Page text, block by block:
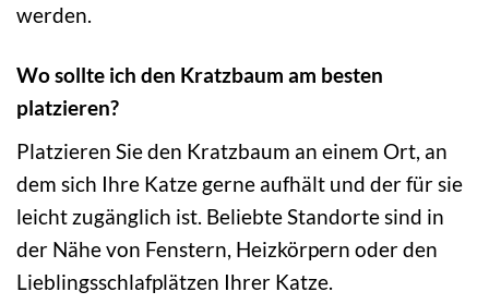
werden.
Wo sollte ich den Kratzbaum am besten
platzieren?
Platzieren Sie den Kratzbaum an einem Ort, an
dem sich Ihre Katze gerne aufhält und der für sie
leicht zugänglich ist. Beliebte Standorte sind in
der Nähe von Fenstern, Heizkörpern oder den
Lieblingsschlafplätzen Ihrer Katze.